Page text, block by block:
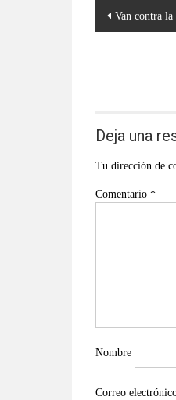
Navegación
de
Van contra la
Deja una
Tu dirección de
Comentario *
Nombre
Correo